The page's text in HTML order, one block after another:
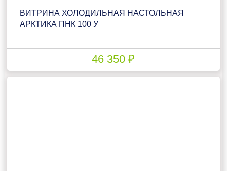
ВИТРИНА ХОЛОДИЛЬНАЯ НАСТОЛЬНАЯ
АРКТИКА ПНК 100 У
46 350 ₽